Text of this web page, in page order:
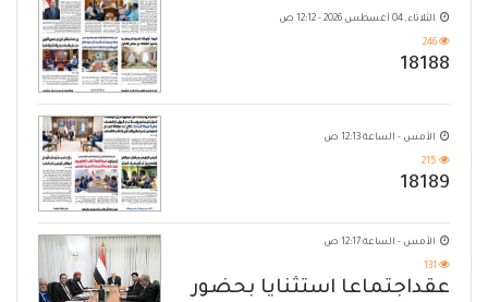
الثلاثاء, 04 أغسطس 2026 - 12:12 ص
246
18188
الأمس - الساعة 12:13 ص
215
18189
الأمس - الساعة 12:17 ص
131
عقداجتماعا استثنايا بحضور